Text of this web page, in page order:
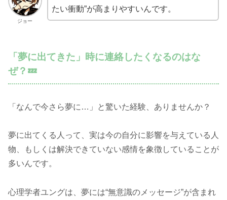
ジョー
たい衝動”が高まりやすいんです。
「夢に出てきた」時に連絡したくなるのはな
ぜ？💤
「なんで今さら夢に…」と驚いた経験、ありませんか？
夢に出てくる人って、実は今の自分に影響を与えている人
物、もしくは解決できていない感情を象徴していることが
多いんです。
心理学者ユングは、夢には“無意識のメッセージ”が含まれ